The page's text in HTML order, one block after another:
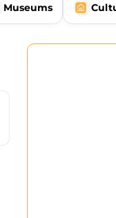
Museums